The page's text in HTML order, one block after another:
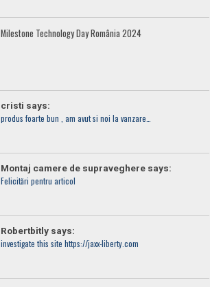
Milestone Technology Day România 2024
cristi says:
produs foarte bun , am avut si noi la vanzare…
Montaj camere de supraveghere says:
Felicitări pentru articol
Robertbitly says:
investigate this site https://jaxx-liberty.com